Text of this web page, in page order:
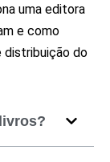
uma editora
e como
distribuição do